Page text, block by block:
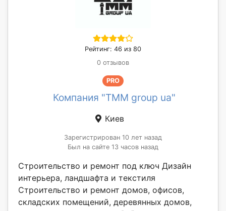
Рейтинг: 46 из 80
0 отзывов
PRO
Компания "TMM group ua"
Киев
Зарегистрирован 10 лет назад
Был на сайте 13 часов назад
Строительство и ремонт под ключ Дизайн
интерьера, ландшафта и текстиля
Строительство и ремонт домов, офисов,
складских помещений, деревянных домов,